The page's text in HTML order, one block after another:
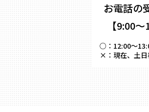
お電話の
【9:00～
○： 12:00～
×： 現在、土